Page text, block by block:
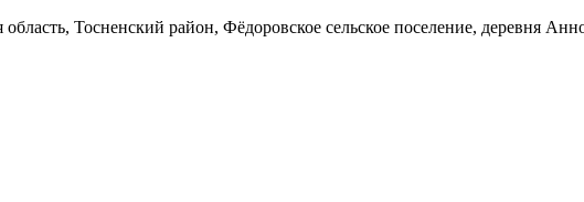
Тосненский район, Фёдоровское сельское поселение, деревня